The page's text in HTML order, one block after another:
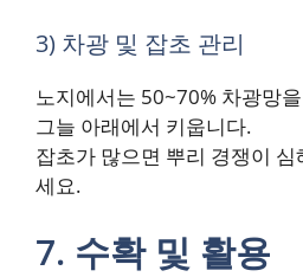
3) 차광 및 잡초 관리
노지에서는 50~70% 차광망
그늘 아래에서 키웁니다.
잡초가 많으면 뿌리 경쟁이
세요.
7. 수확 및 활용